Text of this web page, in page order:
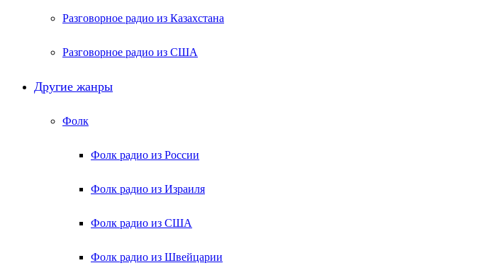
Разговорное радио из Казахстана
Разговорное радио из США
Другие жанры
Фолк
Фолк радио из России
Фолк радио из Израиля
Фолк радио из США
Фолк радио из Швейцарии